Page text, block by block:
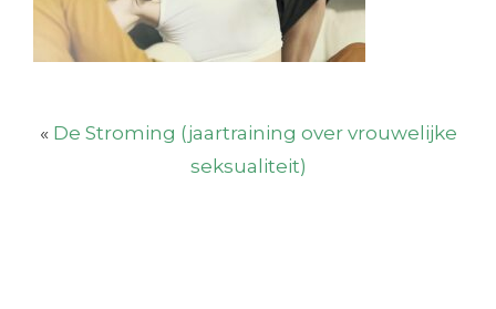
« De Stroming (jaartraining over vrouwelijke
seksualiteit)